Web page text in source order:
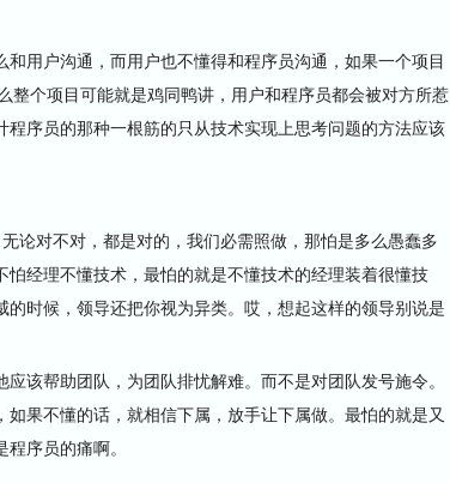
用户沟通，而用户也不懂得和程序员沟通，如果一个项目
整个项目可能就是鸡同鸭讲，用户和程序员都会被对方所惹
序员的那种一根筋的只从技术实现上思考问题的方法应该
对不对，都是对的，我们必需照做，那怕是多么愚蠢多
经理不懂技术，最怕的就是不懂技术的经理装着很懂技
时候，领导还把你视为异类。哎，想起这样的领导别说是
帮助团队，为团队排忧解难。而不是对团队发号施令。
果不懂的话，就相信下属，放手让下属做。最怕的就是又
序员的痛啊。